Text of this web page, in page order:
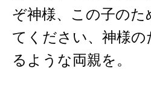
ぞ神様、この子の
てください、神様
るような両親を。